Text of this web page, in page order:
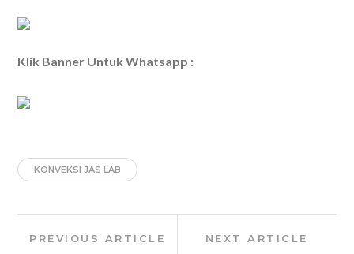
Klik Banner Untuk Whatsapp :
KONVEKSI JAS LAB
navigation
PREVIOUS ARTICLE NEXT ARTICLE